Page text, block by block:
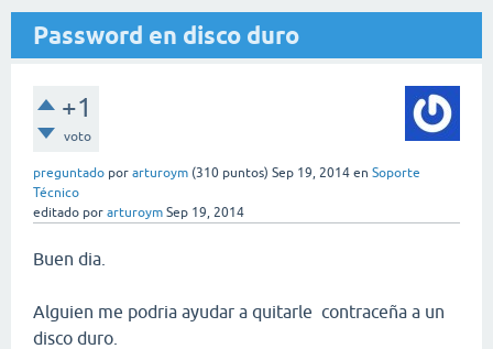
Password en disco duro
+1
voto
preguntado por arturoym (310 puntos) Sep 19, 2014 en Soporte
Técnico
editado por arturoym Sep 19, 2014
Buen dia.
Alguien me podria ayudar a quitarle contraceña a un
disco duro.